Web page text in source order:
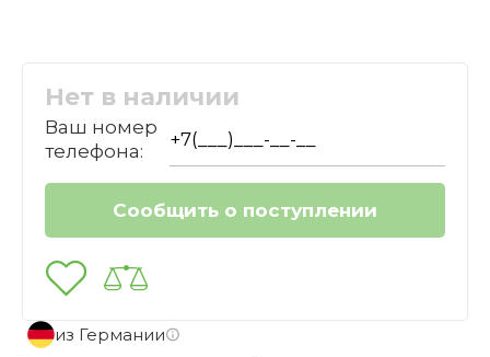
Нет в наличии
Ваш номер
телефона:
из Германии